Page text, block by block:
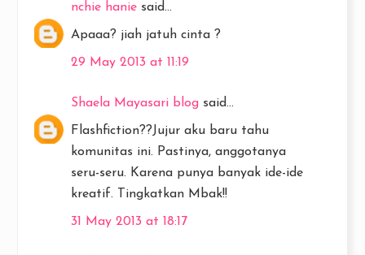
nchie hanie said...
Apaaa? jiah jatuh cinta ?
29 May 2013 at 11:19
Shaela Mayasari blog said...
Flashfiction??Jujur aku baru tahu
komunitas ini. Pastinya, anggotanya
seru-seru. Karena punya banyak ide-ide
kreatif. Tingkatkan Mbak!!
31 May 2013 at 18:17